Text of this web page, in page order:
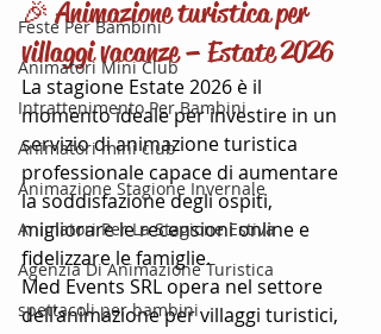
Feste Per Bambini
Animatori Mini Club
Intrattenimento Per Bambini
Animatori mini club
Animazione Stagione Invernale
Animatori Per La Stagione Estiva
Agenzia Di Animazione Turistica
spettacoli per bambini
🎉 Animazione turistica per
villaggi vacanze – Estate 2026
La stagione Estate 2026 è il
momento ideale per investire in un
servizio di animazione turistica
professionale capace di aumentare
la soddisfazione degli ospiti,
migliorare le recensioni online e
fidelizzare le famiglie.
Med Events SRL opera nel settore
dell’animazione per villaggi turistici,